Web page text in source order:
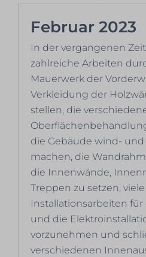
Februar 2023
In der vergangenen
zahlreiche Arbeiten
Mauerwerk der
Verkleidung der
stellen, die
die Gebäude wind- und
machen, die
die Innenwände,
Treppen zu setzen, viele
Installationsarbeiten für
und die
vorzunehmen und
verschiedenen